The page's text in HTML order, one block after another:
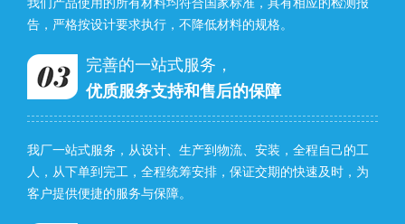
我们产品使用的所有材料均符合国家标准，具有相应的检测报
告，严格按设计要求执行，不降低材料的规格。
完善的一站式服务，
优质服务支持和售后的保障
我厂一站式服务，从设计、生产到物流、安装，全程自己的工
人，从下单到完工，全程统筹安排，保证交期的快速及时，为
客户提供便捷的服务与保障。